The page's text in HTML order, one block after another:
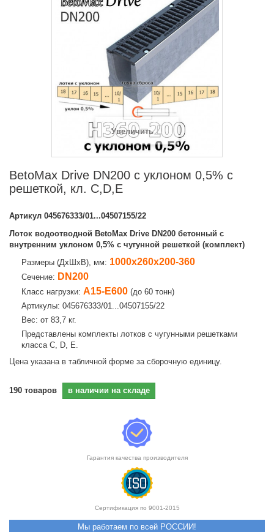
Увеличить
BetoMax Drive DN200 с уклоном 0,5% с
решеткой, кл. C,D,E
Артикул 045676333/01...04507155/22
Лоток водоотводной BetoMax Drive DN200 бетонный с
внутренним уклоном 0,5% с чугунной решеткой (комплект)
Размеры (ДхШхВ), мм: 1000х260х200-360
Сечение: DN200
Класс нагрузки: А15-E600 (до 60 тонн)
Артикулы: 045676333/01...04507155/22
Вес: от 83,7 кг.
Представлены комплекты лотков с чугунными решетками
класса C, D, E.
Цена указана в табличной форме за сборочную единицу.
190 товаров в наличии на складе
Гарантия качества производителя
Сертификация по 9001-2015
Мы работаем по всей РОССИИ!